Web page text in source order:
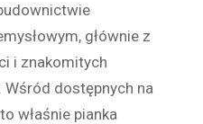
głównie z
i znakomitych
dostępnych na
właśnie pianka